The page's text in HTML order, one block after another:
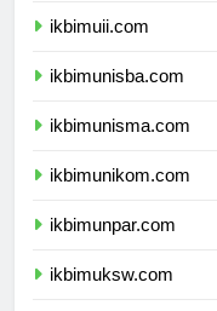
ikbimuii.com
ikbimunisba.com
ikbimunisma.com
ikbimunikom.com
ikbimunpar.com
ikbimuksw.com